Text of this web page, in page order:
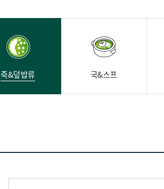
죽&덮밥류 국&스프